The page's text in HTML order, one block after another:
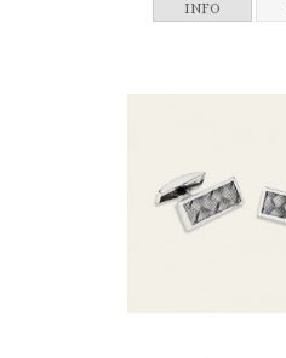
INFO